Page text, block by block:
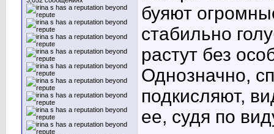
буяют
стабильно
растут без
Однозначно,
подкисляют,
ее, судя по